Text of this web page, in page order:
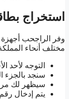
استخراج
وفر الراجحب أجهزة
مختلف أنحاء
التوجه لأحد
سنجد بالجزء
سيظهر لك
يتم إدخال